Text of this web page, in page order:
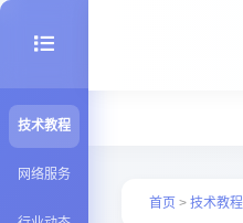
技术教程
seo优化
网络服务
首页 > 技术教程